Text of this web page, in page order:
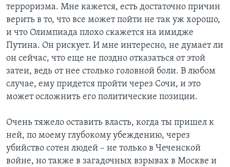
терроризма. Мне кажется, есть достаточно причин
верить в то, что все может пойти не так уж хорошо,
и что Олимпиада плохо скажется на имидже
Путина. Он рискует. И мне интересно, не думает ли
он сейчас, что еще не поздно отказаться от этой
затеи, ведь от нее столько головной боли. В любом
случае, ему придется пройти через Сочи, и это
может осложнить его политические позиции.
Очень тяжело оставить власть, когда ты пришел к
ней, по моему глубокому убеждению, через
убийство сотен людей – не только в Чеченской
войне, но также в загадочных взрывах в Москве и